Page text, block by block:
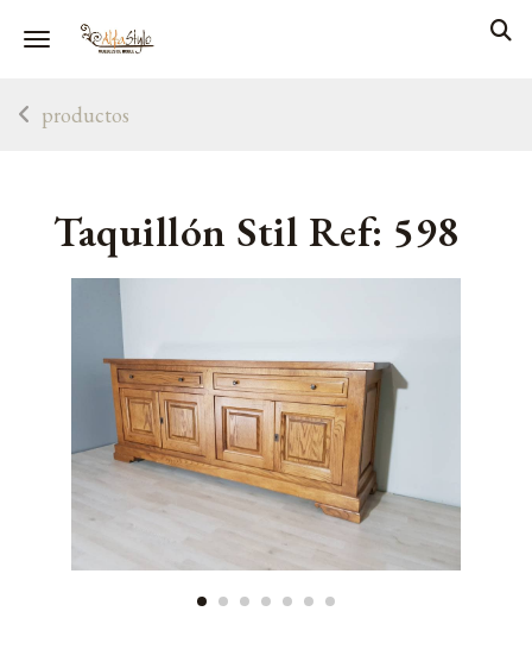
Toggle navigation
productos
Taquillón Stil Ref: 598